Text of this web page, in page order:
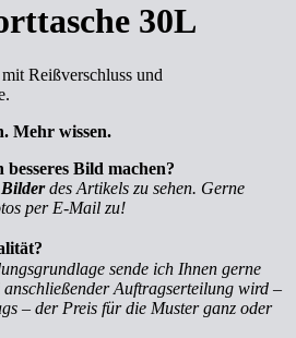
30L
Reißverschluss und
Mehr wissen.
besseres Bild machen?
Bilderdes Artikels zu sehen. Gerne
per E-Mail zu!
sende ich Ihnen gerne
Auftragserteilung wird –
– der Preis für die Muster ganz oder